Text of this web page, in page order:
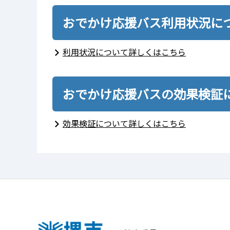
おでかけ応援バス利用状況に
利用状況について詳しくはこちら
おでかけ応援バスの効果検証
効果検証について詳しくはこちら